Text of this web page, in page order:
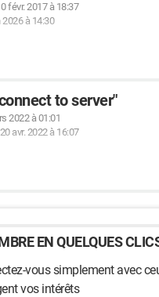
févr. 2017 à 18:37
2026 à 14:30
to server"
2022 à 01:01
20 avr. 2022 à 16:07
EN QUELQUES
vous simplement avec
vos intérêts